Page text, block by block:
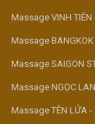
Massage VINH TIÊN
Massage BANGKOK
Massage SAIGON
Massage NGỌC
Massage TÊN LỬA -